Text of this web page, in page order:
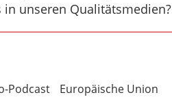
unseren Qualitätsmedien?
Podcast
Europäische Union